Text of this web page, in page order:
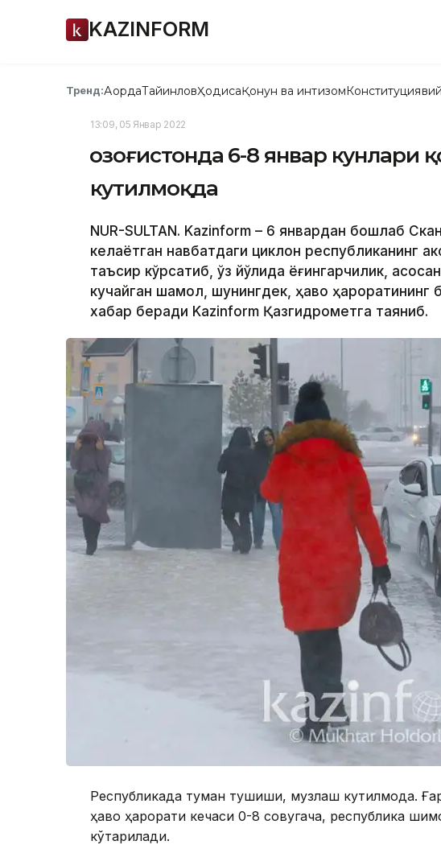
KAZINFORM
Тренд:АқордаТайинловҲодисаҚонун ва интизом
13:09, 05 Январ 2022
Қозоғистонда 6-8 январ кунлари
кутилмоқда
NUR-SULTAN. Kazinform – 6 январдан бошлаб
келаётган навбатдаги циклон республиканинг
таъсир кўрсатиб, ўз йўлида ёғингарчилик,
кучайган шамол, шунингдек, ҳаво
хабар беради Kazinform Қазгидрометга таяниб.
Республикада туман тушиши, музлаш кутилмоқда.
ҳаво ҳарорати кечаси 0-8 совуқгача, республика
кўтарилади.